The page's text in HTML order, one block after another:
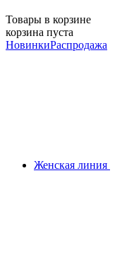
Товары в корзине
корзина пуста
НовинкиРаспродажа
Женская линия